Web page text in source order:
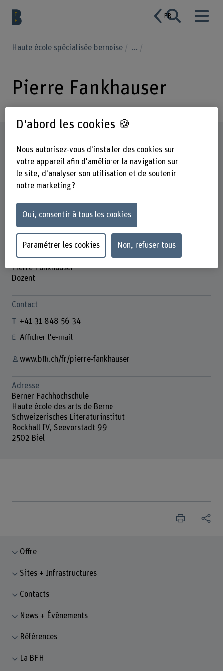
FR
Haute école spécialisée bernoise ...
Pierre Fankhauser
Pierre Fankhauser
Dozent
Contact
+41 31 848 56 34
Afficher l'e-mail
www.bfh.ch/fr/pierre-fankhauser
Adresse
Berner Fachhochschule
Haute école des arts de Berne
Schweizerisches Literaturinstitut
Rockhall IV, Seevorstadt 99
2502 Biel
Offre
Sites + Infrastructures
Contacts
News + Évènements
Références
La BFH
D'abord les cookies 🍪
Nous autorisez-vous d'installer des cookies sur
votre appareil afin d'améliorer la navigation sur
le site, d'analyser son utilisation et de soutenir
notre marketing ?
Oui, consentir à tous les cookies
Paramétrer les cookies Non, refuser tous